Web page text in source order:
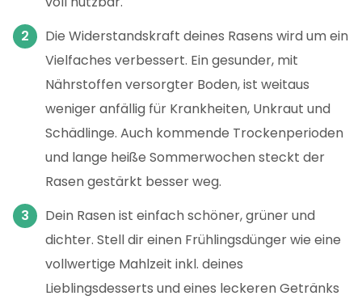
Die Widerstandskraft deines Rasens wird um ein
Vielfaches verbessert. Ein gesunder, mit
Nährstoffen versorgter Boden, ist weitaus
weniger anfällig für Krankheiten, Unkraut und
Schädlinge. Auch kommende Trockenperioden
und lange heiße Sommerwochen steckt der
Rasen gestärkt besser weg.
Dein Rasen ist einfach schöner, grüner und
dichter. Stell dir einen Frühlingsdünger wie eine
vollwertige Mahlzeit inkl. deines
Lieblingsdesserts und eines leckeren Getränks